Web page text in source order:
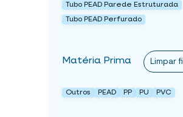
Tubo PEAD Parede Estruturada
Tubo PEAD Perfurado
Matéria Prima Limpar
Outros PEAD PP PU PVC